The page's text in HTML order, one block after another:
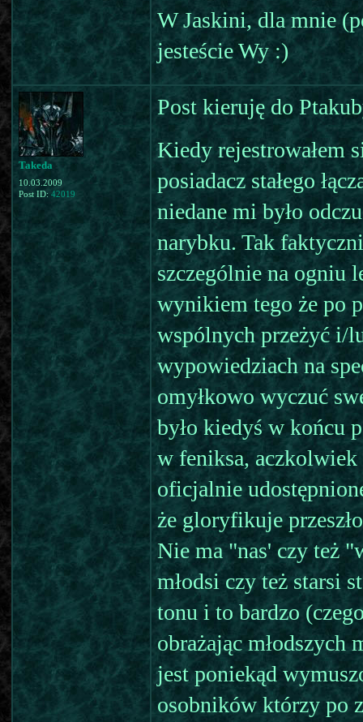
W Jaskini, dla mnie
jesteście Wy :)
Takeda
10.03.2009
Post ID: 42019
Post kieruję do
Kiedy rejestrowałem
posiadacz stałego
niedane mi było
narybku. Tak
szczególnie na ogniu
wynikiem tego że po
wspólnych przeżyć i/
wypowiedziach na
omyłkowo wyczuć
było kiedyś w końcu
w feniksa, aczkolwiek
oficjalnie
że gloryfikuje
Nie ma "nas' czy też
młodsi czy też starsi
tonu i to bardzo
obrażając
jest poniekąd
osobników którzy po